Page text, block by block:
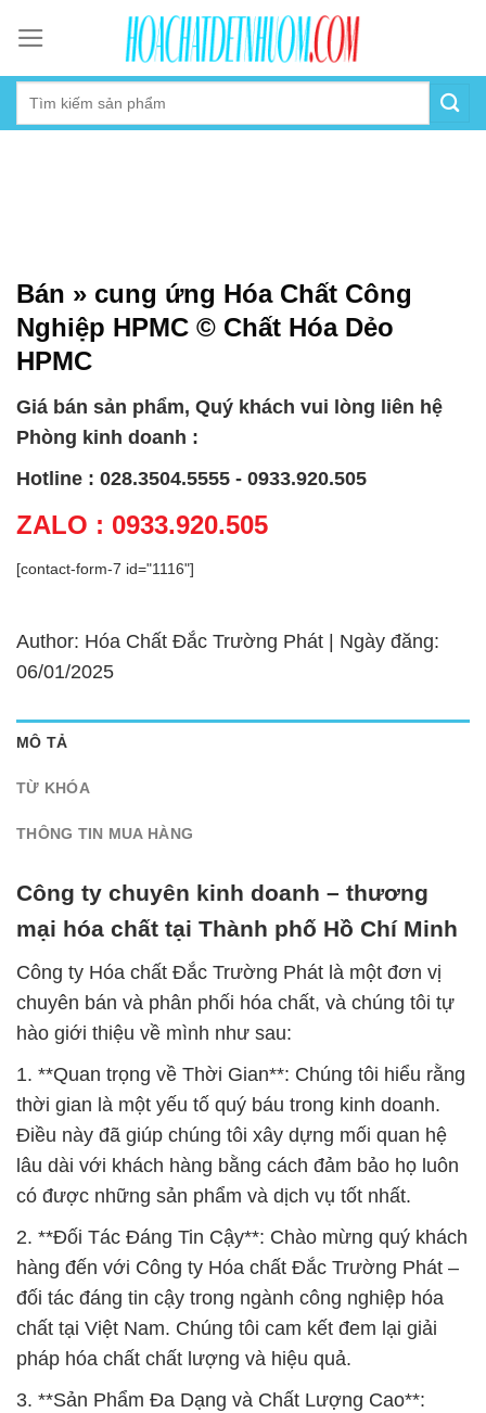
content
Bán » cung ứng Hóa Chất Công
Nghiệp HPMC © Chất Hóa Dẻo
HPMC
Giá bán sản phẩm, Quý khách vui lòng liên hệ
Phòng kinh doanh :
Hotline : 028.3504.5555 - 0933.920.505
ZALO : 0933.920.505
[contact-form-7 id="1116"]
Author: Hóa Chất Đắc Trường Phát | Ngày đăng:
06/01/2025
MÔ TẢ
TỪ KHÓA
THÔNG TIN MUA HÀNG
Công ty chuyên kinh doanh – thương
mại hóa chất tại Thành phố Hồ Chí Minh
Công ty Hóa chất Đắc Trường Phát là một đơn vị
chuyên bán và phân phối hóa chất, và chúng tôi tự
hào giới thiệu về mình như sau:
1. **Quan trọng về Thời Gian**: Chúng tôi hiểu rằng
thời gian là một yếu tố quý báu trong kinh doanh.
Điều này đã giúp chúng tôi xây dựng mối quan hệ
lâu dài với khách hàng bằng cách đảm bảo họ luôn
có được những sản phẩm và dịch vụ tốt nhất.
2. **Đối Tác Đáng Tin Cậy**: Chào mừng quý khách
hàng đến với Công ty Hóa chất Đắc Trường Phát –
đối tác đáng tin cậy trong ngành công nghiệp hóa
chất tại Việt Nam. Chúng tôi cam kết đem lại giải
pháp hóa chất chất lượng và hiệu quả.
3. **Sản Phẩm Đa Dạng và Chất Lượng Cao**: